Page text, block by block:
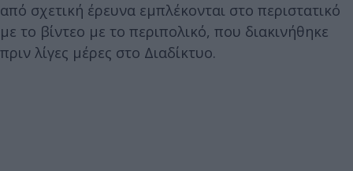
από σχετική έρευνα εμπλέκονται στο περιστατικό
με το βίντεο με το περιπολικό, που διακινήθηκε
πριν λίγες μέρες στο Διαδίκτυο.